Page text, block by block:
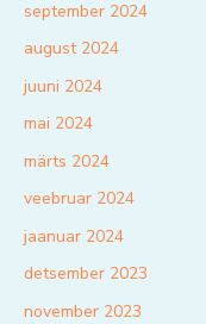
september 2024
august 2024
juuni 2024
mai 2024
märts 2024
veebruar 2024
jaanuar 2024
detsember 2023
november 2023